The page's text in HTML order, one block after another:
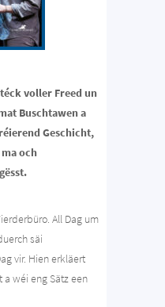
voller Freed un
Buschtawen a
Geschicht,
och
All Dag um
säi
vir. Hien erkläert
a wéi eng Sätz een